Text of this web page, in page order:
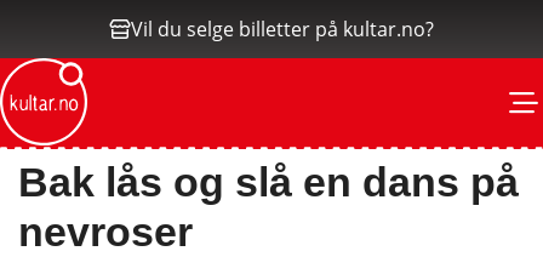
Vil du selge billetter på kultar.no?
Bak lås og slå en dans på
nevroser